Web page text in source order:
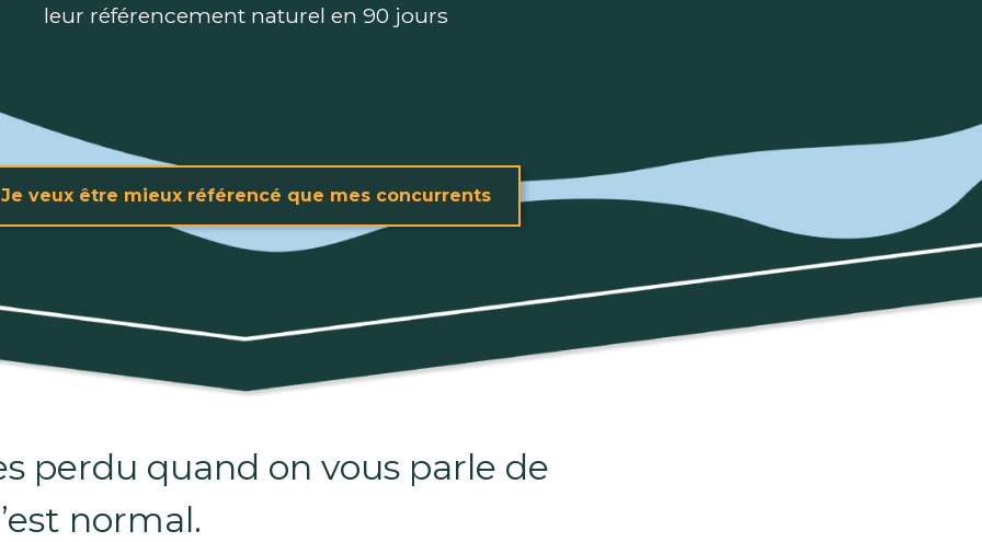
leur référencement naturel en 90 jours
Je veux être mieux référencé que mes concurrents
perdu quand on vous parle de
normal.